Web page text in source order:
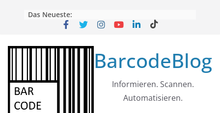
Das Neueste:
BarcodeBlog
Informieren. Scannen.
Automatisieren.